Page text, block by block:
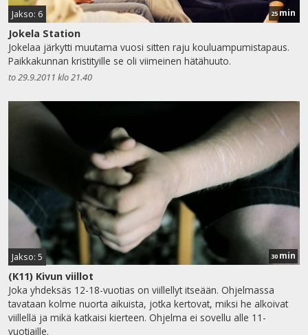
Jakso: 6 25min
Jokela Station
Jokelaa järkytti muutama vuosi sitten raju kouluampumistapaus.
Paikkakunnan kristityille se oli viimeinen hätähuuto.
to 29.9.2011 klo 21.40
Jakso: 5 30 min
(K11) Kivun viillot
Joka yhdeksäs 12-18-vuotias on viillellyt itseään. Ohjelmassa
tavataan kolme nuorta aikuista, jotka kertovat, miksi he alkoivat
viillellä ja mikä katkaisi kierteen. Ohjelma ei sovellu alle 11-
vuotiaille.